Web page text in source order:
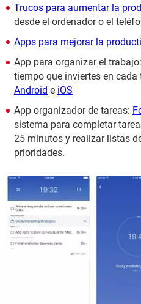
Trucos para aumentar la
desde el ordenador o el
Apps para mejorar la
App para organizar el trabajo:
tiempo que inviertes en
Android e iOS
App organizador de tareas:
sistema para completar
25 minutos y realizar listas
prioridades.